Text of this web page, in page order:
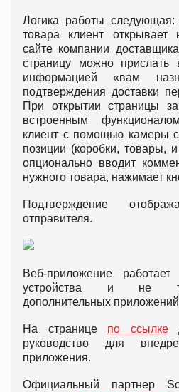
Логика работы
товара клиент открывает
сайте компании
страницу можно
информацией «вам
подтверждения доставки
При открытии страницы
встроенным
клиент с помощью камеры
позиции (коробки, товары,
опционально вводит
нужного товара, нажимает
Подтверждение
отправителя.
Веб-приложение
устройства и не
дополнительных
На странице по ссылке
руководство для
приложения.
Официальный партнер